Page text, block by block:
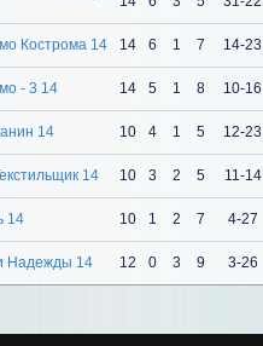
Кострома 14 14 6 1 7 14-23
- 3 14 14 5 1 8 10-16
14 10 4 1 5 12-23
14 10 3 2 5 11-14
14 10 1 2 7 4-27
Надежды 14 12 0 3 9 3-26